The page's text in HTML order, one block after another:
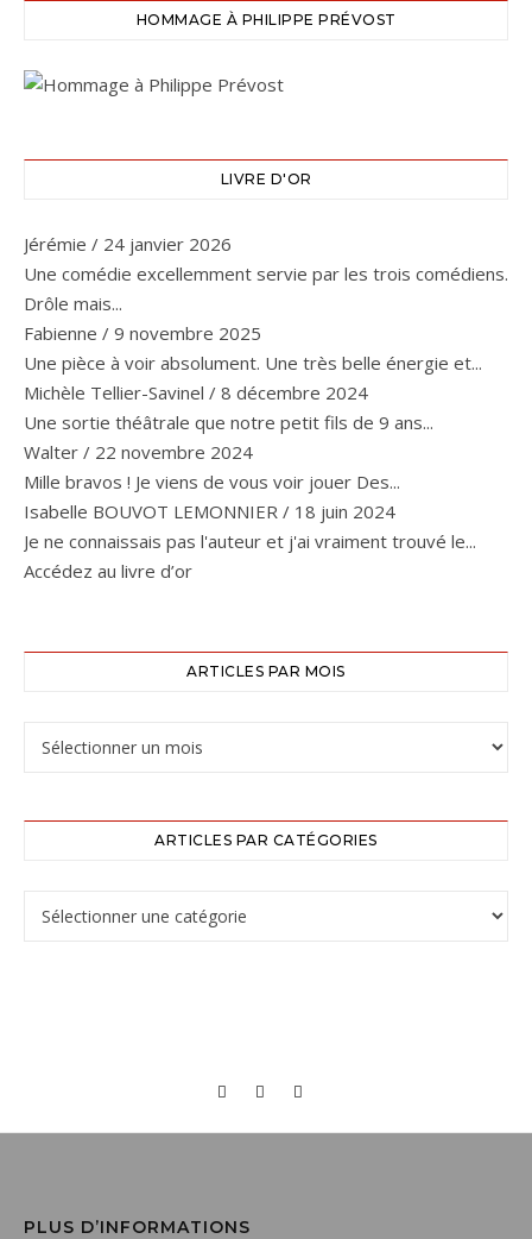
HOMMAGE À PHILIPPE PRÉVOST
LIVRE D'OR
Jérémie / 24 janvier 2026
Une comédie excellemment servie par les trois comédiens.
Drôle mais...
Fabienne / 9 novembre 2025
Une pièce à voir absolument. Une très belle énergie et...
Michèle Tellier-Savinel / 8 décembre 2024
Une sortie théâtrale que notre petit fils de 9 ans...
Walter / 22 novembre 2024
Mille bravos ! Je viens de vous voir jouer Des...
Isabelle BOUVOT LEMONNIER / 18 juin 2024
Je ne connaissais pas l'auteur et j'ai vraiment trouvé le...
Accédez au livre d’or
ARTICLES PAR MOIS
ARTICLES PAR CATÉGORIES
PLUS D’INFORMATIONS